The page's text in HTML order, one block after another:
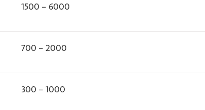
1500 – 6000
700 – 2000
300 – 1000